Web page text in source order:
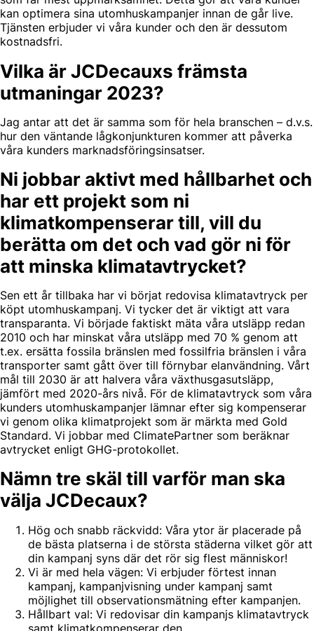
kan optimera sina utomhuskampanjer innan de går live.
Tjänsten erbjuder vi våra kunder och den är dessutom
kostnadsfri.
Vilka är JCDecauxs främsta
utmaningar 2023?
Jag antar att det är samma som för hela branschen – d.v.s.
hur den väntande lågkonjunkturen kommer att påverka
våra kunders marknadsföringsinsatser.
Ni jobbar aktivt med hållbarhet och
har ett projekt som ni
klimatkompenserar till, vill du
berätta om det och vad gör ni för
att minska klimatavtrycket?
Sen ett år tillbaka har vi börjat redovisa klimatavtryck per
köpt utomhuskampanj. Vi tycker det är viktigt att vara
transparanta. Vi började faktiskt mäta våra utsläpp redan
2010 och har minskat våra utsläpp med 70 % genom att
t.ex. ersätta fossila bränslen med fossilfria bränslen i våra
transporter samt gått över till förnybar elanvändning. Vårt
mål till 2030 är att halvera våra växthusgasutsläpp,
jämfört med 2020-års nivå. För de klimatavtryck som våra
kunders utomhuskampanjer lämnar efter sig kompenserar
vi genom olika klimatprojekt som är märkta med Gold
Standard. Vi jobbar med ClimatePartner som beräknar
avtrycket enligt GHG-protokollet.
Nämn tre skäl till varför man ska
välja JCDecaux?
Hög och snabb räckvidd: Våra ytor är placerade på
de bästa platserna i de största städerna vilket gör att
din kampanj syns där det rör sig flest människor!
Vi är med hela vägen: Vi erbjuder förtest innan
kampanj, kampanjvisning under kampanj samt
möjlighet till observationsmätning efter kampanjen.
Hållbart val: Vi redovisar din kampanjs klimatavtryck
samt klimatkompenserar den.